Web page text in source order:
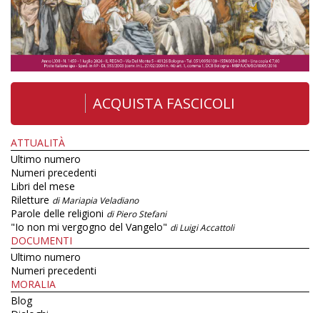
ACQUISTA FASCICOLI
ATTUALITÀ
Ultimo numero
Numeri precedenti
Libri del mese
Riletture di Mariapia Veladiano
Parole delle religioni di Piero Stefani
"Io non mi vergogno del Vangelo" di Luigi Accattoli
DOCUMENTI
Ultimo numero
Numeri precedenti
MORALIA
Blog